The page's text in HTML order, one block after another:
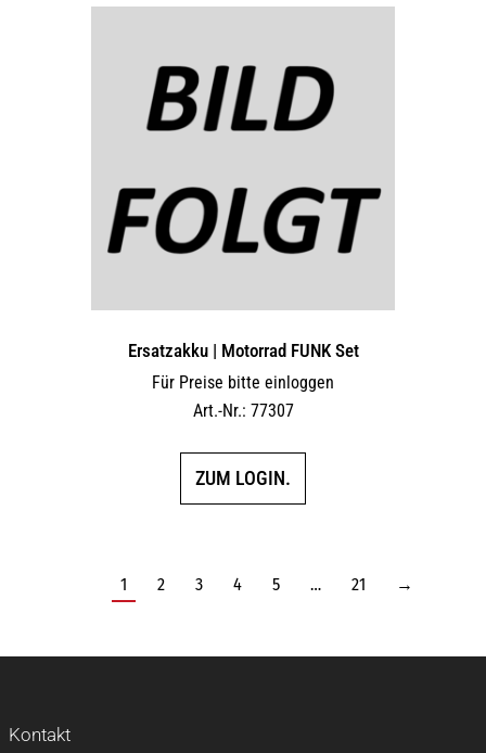
Ersatzakku | Motorrad FUNK Set
Für Preise bitte einloggen
Art.-Nr.: 77307
ZUM LOGIN.
1 2 3 4 5 … 21 →
Kontakt